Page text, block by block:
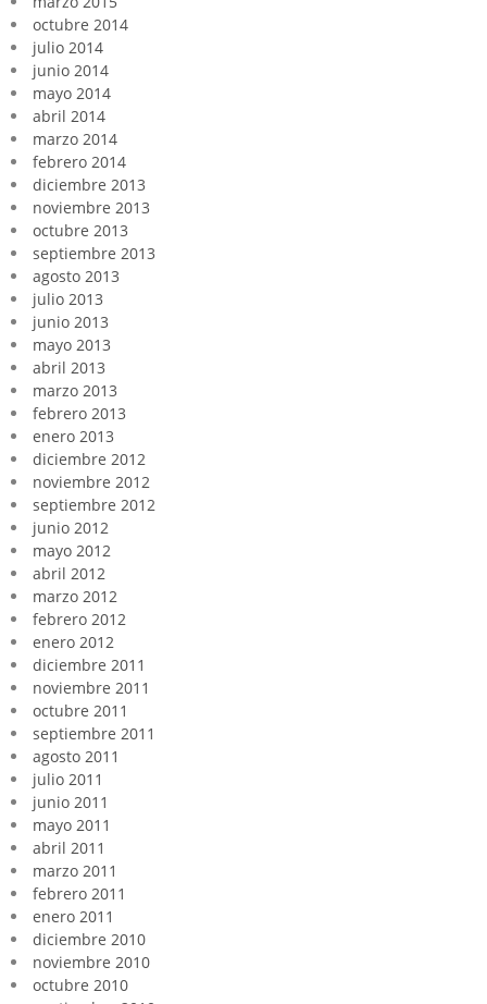
octubre 2014
julio 2014
junio 2014
mayo 2014
abril 2014
marzo 2014
febrero 2014
diciembre 2013
noviembre 2013
octubre 2013
septiembre 2013
agosto 2013
julio 2013
junio 2013
mayo 2013
abril 2013
marzo 2013
febrero 2013
enero 2013
diciembre 2012
noviembre 2012
septiembre 2012
junio 2012
mayo 2012
abril 2012
marzo 2012
febrero 2012
enero 2012
diciembre 2011
noviembre 2011
octubre 2011
septiembre 2011
agosto 2011
julio 2011
junio 2011
mayo 2011
abril 2011
marzo 2011
febrero 2011
enero 2011
diciembre 2010
noviembre 2010
octubre 2010